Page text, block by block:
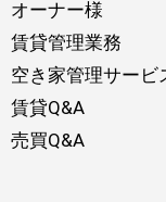
オーナー様
賃貸管理業務
空き家管理サービ
賃貸Q&A
売買Q&A